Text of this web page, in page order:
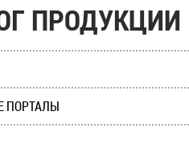
ПРОДУКЦИИ
ПОРТАЛЫ